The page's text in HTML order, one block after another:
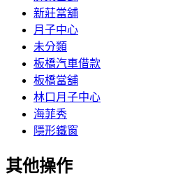
新莊當舖
月子中心
未分類
板橋汽車借款
板橋當舖
林口月子中心
海菲秀
隱形鐵窗
其他操作